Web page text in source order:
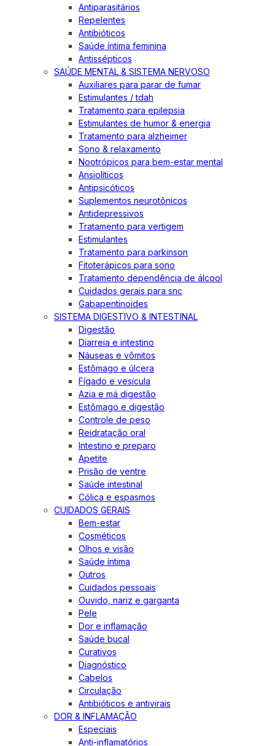
Antiparasitários
Repelentes
Antibióticos
Saúde íntima feminina
Antissépticos
SAÚDE MENTAL & SISTEMA NERVOSO
Auxiliares para parar de fumar
Estimulantes / tdah
Tratamento para epilepsia
Estimulantes de humor & energia
Tratamento para alzheimer
Sono & relaxamento
Nootrópicos para bem-estar mental
Ansiolíticos
Antipsicóticos
Suplementos neurotônicos
Antidepressivos
Tratamento para vertigem
Estimulantes
Tratamento para parkinson
Fitoterápicos para sono
Tratamento dependência de álcool
Cuidados gerais para snc
Gabapentinoides
SISTEMA DIGESTIVO & INTESTINAL
Digestão
Diarreia e intestino
Náuseas e vômitos
Estômago e úlcera
Fígado e vesícula
Azia e má digestão
Estômago e digestão
Controle de peso
Reidratação oral
Intestino e preparo
Apetite
Prisão de ventre
Saúde intestinal
Cólica e espasmos
CUIDADOS GERAIS
Bem-estar
Cosméticos
Olhos e visão
Saúde íntima
Outros
Cuidados pessoais
Ouvido, nariz e garganta
Pele
Dor e inflamação
Saúde bucal
Curativos
Diagnóstico
Cabelos
Circulação
Antibióticos e antivirais
DOR & INFLAMAÇÃO
Especiais
Anti-inflamatórios